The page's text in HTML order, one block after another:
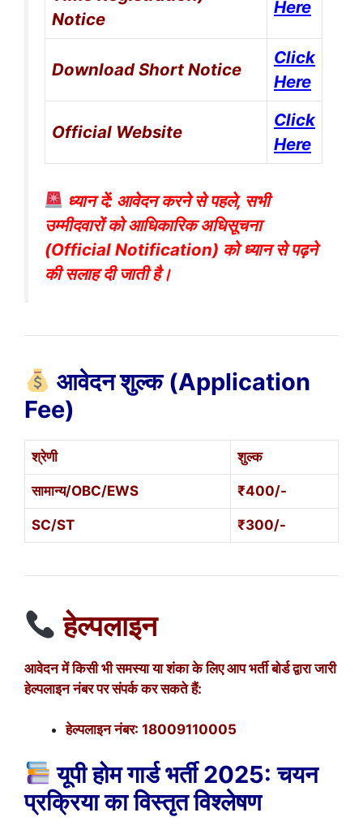
Notice
Here
Download Short Notice
Click
Here
Official Website
Click
Here
ध्यान दें: आवेदन करने से पहले, सभी
उम्मीदवारों को आधिकारिक अधिसूचना
(Official Notification) को ध्यान से पढ़ने
की सलाह दी जाती है।
आवेदन शुल्क (Application
Fee)
श्रेणी शुल्क
सामान्य/OBC/EWS ₹400/-
SC/ST ₹300/-
हेल्पलाइन
आवेदन में किसी भी समस्या या शंका के लिए आप भर्ती बोर्ड द्वारा जारी
हेल्पलाइन नंबर पर संपर्क कर सकते हैं:
हेल्पलाइन नंबर: 18009110005
यूपी होम गार्ड भर्ती 2025: चयन
प्रक्रिया का विस्तृत विश्लेषण